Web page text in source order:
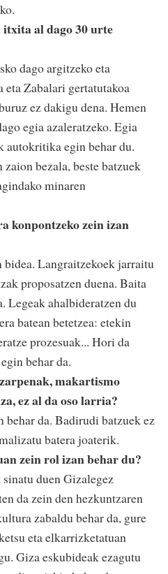
al dago 30 urte
dago argitzeko eta
Zabalari gertatutakoa
ez dakigu dena. Hemen
egia azaleratzeko. Egia
autokritika egin behar du.
bezala, beste batzuek
minaren
konpontzeko zein izan
bidea. Langraitzekoek jarraitu
proposatzen duena. Baita
Legeak ahalbideratzen du
batean betetzea: etekin
prozesuak... Hori da
behar da.
makartismo
ez al da oso larria?
behar da. Badirudi batzuek ez
batera joaterik.
zein rol izan behar du?
duen Gizalegez
da zein den hezkuntzaren
zabaldu behar da, gure
eta elkarrizketatuan
Giza eskubideak ezagutu